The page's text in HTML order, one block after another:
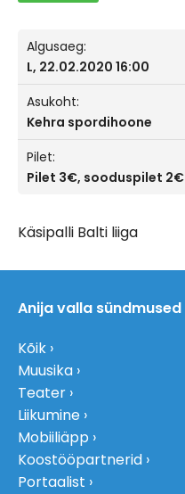
Algusaeg:
L, 22.02.2020 16:00
Asukoht:
Kehra spordihoone
Pilet:
Pilet 3€, sooduspilet 2€
Käsipalli Balti liiga
Anija valla sündmused
Kõik
Muusika
Teater
Liikumine
Mobiiliäpp
Koostööpartnerid
Portaalist